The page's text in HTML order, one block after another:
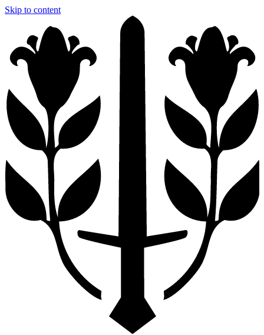
Skip to content